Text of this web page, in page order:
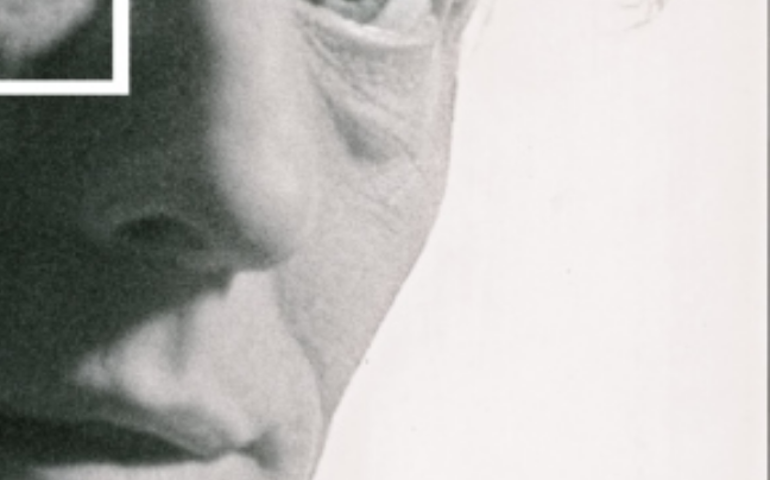
Sie sich gerne bei uns melden.
Kontakt bei Interesse am Katalog